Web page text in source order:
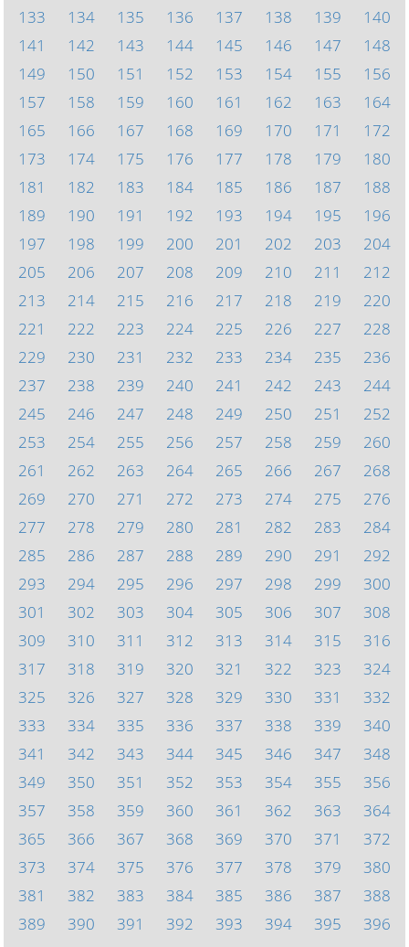
133
134 135 136 137 138 139
140
141
142 143 144 145 146 147
148
149
150 151 152 153 154 155
156
157
158 159 160 161 162 163
164
165
166 167 168 169 170 171
172
173
174 175 176 177 178 179
180
181
182 183 184 185 186 187
188
189
190 191 192 193 194 195
196
197
198 199 200 201 202 203
204
205
206 207 208 209 210 211
212
213
214 215 216 217 218 219
220
221
222 223 224 225 226 227
228
229
230 231 232 233 234 235
236
237
238 239 240 241 242 243
244
245
246 247 248 249 250 251
252
253
254 255 256 257 258 259
260
261
262 263 264 265 266 267
268
269
270 271 272 273 274 275
276
277
278 279 280 281 282 283
284
285
286 287 288 289 290 291
292
293
294 295 296 297 298 299
300
301
302 303 304 305 306 307
308
309
310 311 312 313 314 315
316
317
318 319 320 321 322 323
324
325
326 327 328 329 330 331
332
333
334 335 336 337 338 339
340
341
342 343 344 345 346 347
348
349
350 351 352 353 354 355
356
357
358 359 360 361 362 363
364
365
366 367 368 369 370 371
372
373
374 375 376 377 378 379
380
381
382 383 384 385 386 387
388
389
390 391 392 393 394 395
396